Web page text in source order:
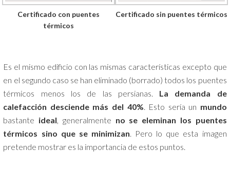
Certificado con puentes
térmicos
Certificado sin puentes térmicos
Es el mismo edificio con las mismas características excepto que
en el segundo caso se han eliminado (borrado) todos los puentes
térmicos menos los de las persianas. La demanda de
calefacción desciende más del 40% . Esto sería un mundo
bastante ideal , generalmente no se eleminan los puentes
térmicos sino que se minimizan . Pero lo que esta imagen
pretende mostrar es la importancia de estos puntos.